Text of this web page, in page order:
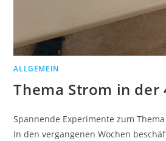
ALLGEMEIN
Thema Strom in der
Spannende Experimente zum
In den vergangenen Wochen